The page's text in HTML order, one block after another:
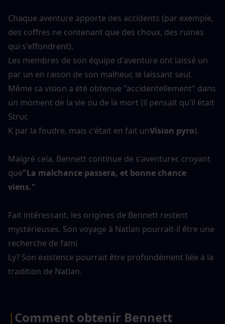
Chaque aventure apporte des accidents (par exemple,
des coffres ne contenant que des choux, des ruines
qui s'effondrent).
Les membres de son équipe d'aventure ont laissé un
par un en raison de son malheur, le laissant seul.
Même sa vision a été obtenue "accidentellement" dans
un moment de la vie ou de la mort (il pensait qu'il était
Struc
K par la foudre, mais c'était en fait unVision pyro).
Malgré cela, Bennett continue de s'aventurer, croyant
que"La malchance passera, et bonne chance
viens."
Fait intéressant, les origines de Bennett restent
mystérieuses. Son voyage à Natlan pourrait-il être une
recherche de fami
Ly? Son existence pourrait être profondément liée à la
tradition de Natlan.
|Comment obtenir Bennett